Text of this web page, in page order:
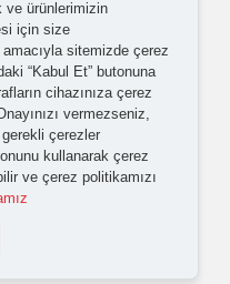
ve ürünlerimizin
için size
sitemizde çerez
“Kabul Et” butonuna
cihazınıza çerez
vermezseniz,
çerezler
kullanarak çerez
ve çerez politikamızı